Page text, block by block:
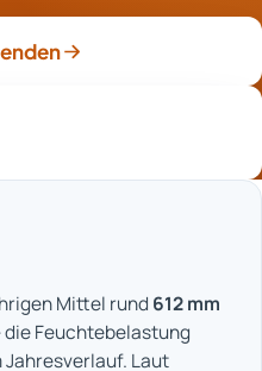
Mittel rund 612 mm
Feuchtebelastung
Laut